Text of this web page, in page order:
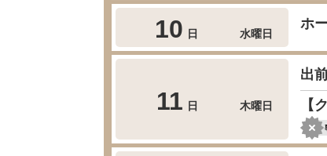
10 日 水曜日
ホ
11 日 木曜日
出
【